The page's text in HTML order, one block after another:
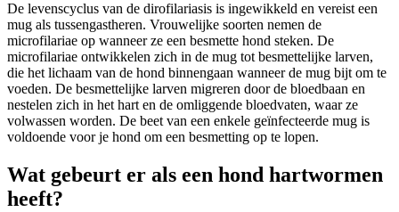
De levenscyclus van de dirofilariasis is ingewikkeld en vereist een
mug als tussengastheren. Vrouwelijke soorten nemen de
microfilariae op wanneer ze een besmette hond steken. De
microfilariae ontwikkelen zich in de mug tot besmettelijke larven,
die het lichaam van de hond binnengaan wanneer de mug bijt om te
voeden. De besmettelijke larven migreren door de bloedbaan en
nestelen zich in het hart en de omliggende bloedvaten, waar ze
volwassen worden. De beet van een enkele geïnfecteerde mug is
voldoende voor je hond om een besmetting op te lopen.
Wat gebeurt er als een hond hartwormen
heeft?